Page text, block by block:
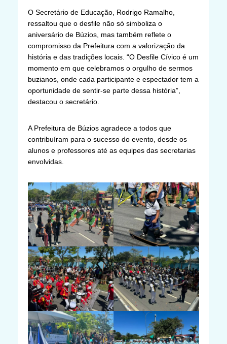
O Secretário de Educação, Rodrigo Ramalho,
ressaltou que o desfile não só simboliza o
aniversário de Búzios, mas também reflete o
compromisso da Prefeitura com a valorização da
história e das tradições locais. “O Desfile Cívico é um
momento em que celebramos o orgulho de sermos
buzianos, onde cada participante e espectador tem a
oportunidade de sentir-se parte dessa história”,
destacou o secretário.
A Prefeitura de Búzios agradece a todos que
contribuíram para o sucesso do evento, desde os
alunos e professores até as equipes das secretarias
envolvidas.